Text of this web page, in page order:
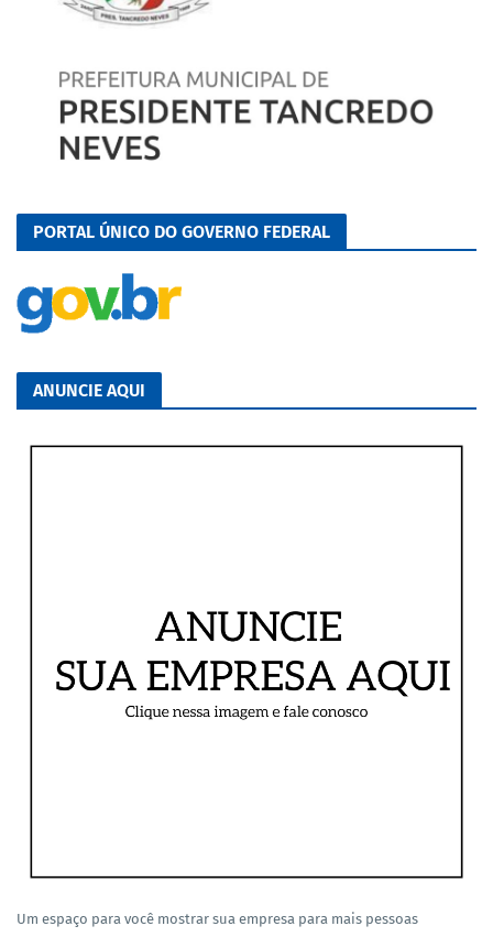
PORTAL ÚNICO DO GOVERNO FEDERAL
ANUNCIE AQUI
Um espaço para você mostrar sua empresa para mais pessoas